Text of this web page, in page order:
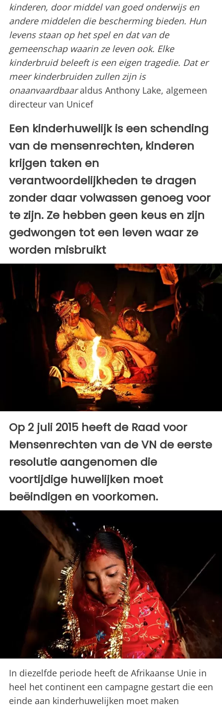
kinderen, door middel van goed onderwijs en
andere middelen die bescherming bieden. Hun
levens staan op het spel en dat van de
gemeenschap waarin ze leven ook. Elke
kinderbruid beleeft is een eigen tragedie. Dat er
meer kinderbruiden zullen zijn is
onaanvaardbaaraldus Anthony Lake, algemeen
directeur van Unicef
Een kinderhuwelijk is een schending
van de mensenrechten, kinderen
krijgen taken en
verantwoordelijkheden te dragen
zonder daar volwassen genoeg voor
te zijn. Ze hebben geen keus en zijn
gedwongen tot een leven waar ze
worden misbruikt
Op 2 juli 2015 heeft de Raad voor
Mensenrechten van de VN de eerste
resolutie aangenomen die
voortijdige huwelijken moet
beëindigen en voorkomen.
In diezelfde periode heeft de Afrikaanse Unie in
heel het continent een campagne gestart die een
einde aan kinderhuwelijken moet maken